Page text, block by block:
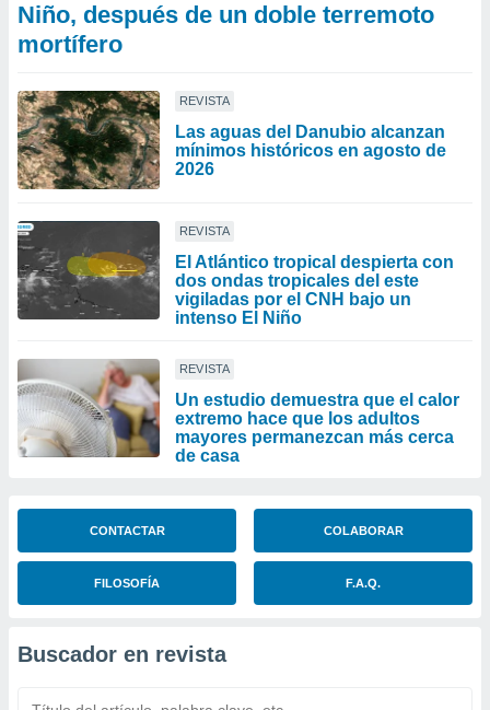
Niño, después de un doble terremoto
mortífero
REVISTA
Las aguas del Danubio alcanzan
mínimos históricos en agosto de
2026
REVISTA
El Atlántico tropical despierta con
dos ondas tropicales del este
vigiladas por el CNH bajo un
intenso El Niño
REVISTA
Un estudio demuestra que el calor
extremo hace que los adultos
mayores permanezcan más cerca
de casa
CONTACTAR COLABORAR
FILOSOFÍA F.A.Q.
Buscador en revista